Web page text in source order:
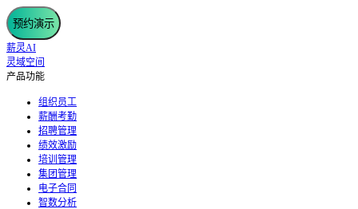
预约演示
薪灵AI
灵域空间
产品功能
组织员工
薪酬考勤
招聘管理
绩效激励
培训管理
集团管理
电子合同
智数分析